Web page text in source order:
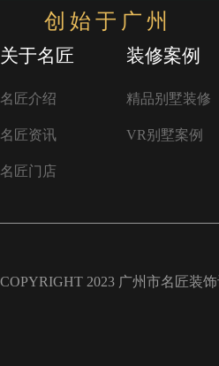
创始于广州
关于名匠
名匠介绍
名匠资讯
名匠门店
装修案例
精品别墅装修
VR别墅案例
COPYRIGHT 2023 广州市名匠装